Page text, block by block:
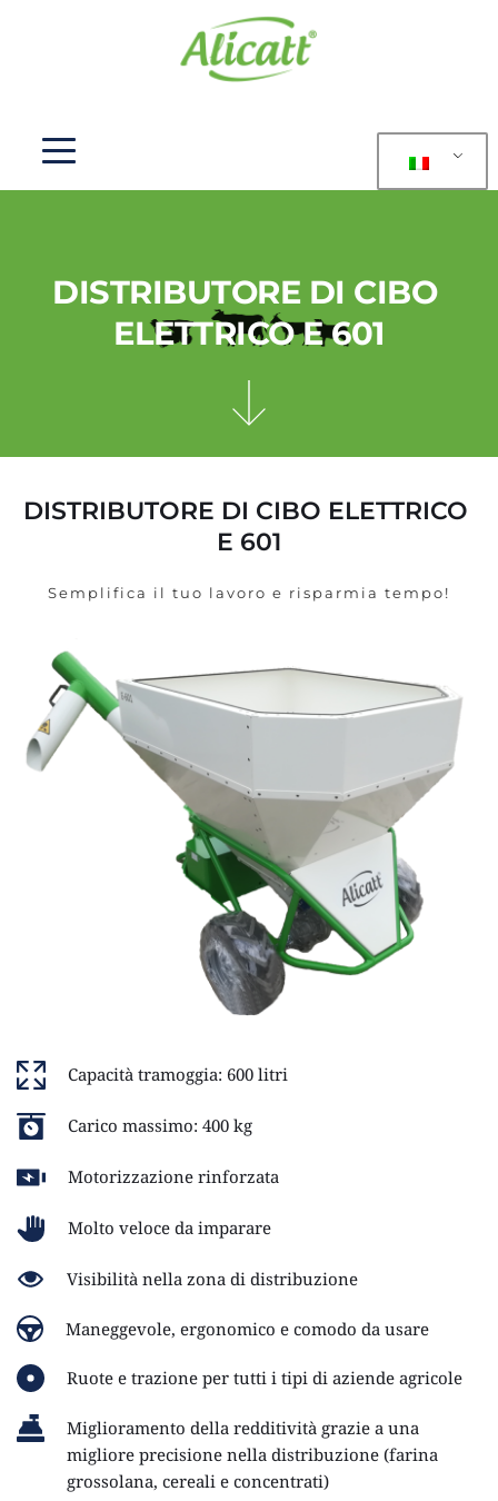
DISTRIBUTORE DI CIBO
ELETTRICO E 601
DISTRIBUTORE DI CIBO ELETTRICO
E 601
Semplifica il tuo lavoro e risparmia tempo!
Capacità tramoggia: 600 litri
Carico massimo: 400 kg
Motorizzazione rinforzata
Molto veloce da imparare
Visibilità nella zona di distribuzione
Maneggevole, ergonomico e comodo da usare
Ruote e trazione per tutti i tipi di aziende agricole
Miglioramento della redditività grazie a una
migliore precisione nella distribuzione (farina
grossolana, cereali e concentrati)